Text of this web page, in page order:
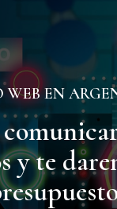
WEB EN
y te